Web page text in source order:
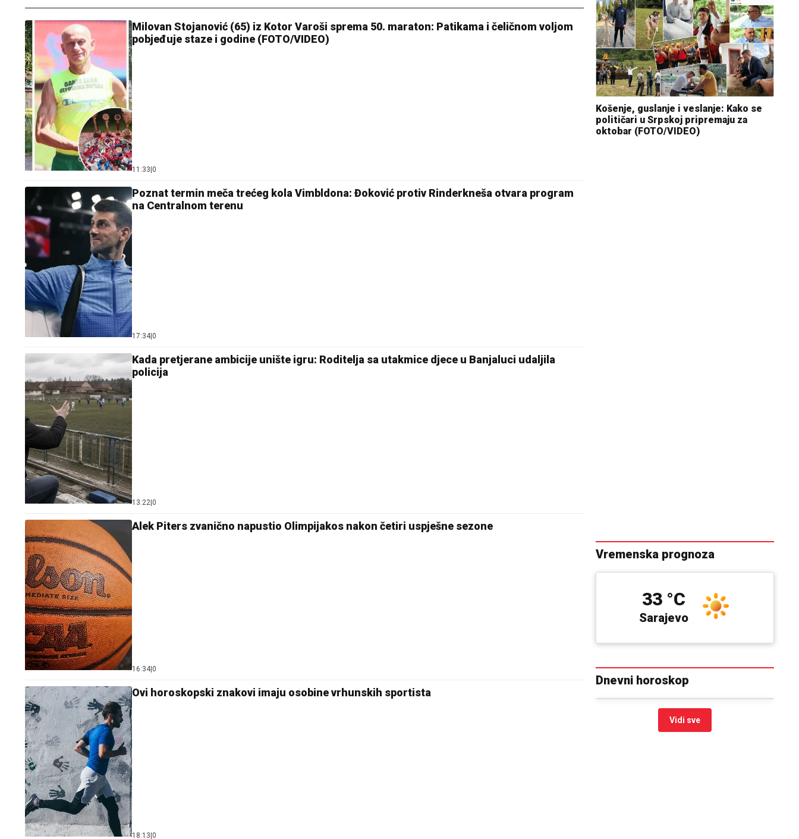
Milovan Stojanović (65) iz Kotor Varoši sprema 50. maraton: Patikama i čeličnom voljom
pobjeđuje staze i godine (FOTO/VIDEO)
11:33 0
Poznat termin meča trećeg kola Vimbldona: Đoković protiv Rinderkneša otvara program
na Centralnom terenu
17:34 0
Kada pretjerane ambicije unište igru: Roditelja sa utakmice djece u Banjaluci udaljila
policija
13:22 0
Alek Piters zvanično napustio Olimpijakos nakon četiri uspješne sezone
16:34 0
Ovi horoskopski znakovi imaju osobine vrhunskih sportista
18:13 0
Košenje, guslanje i veslanje: Kako se
političari u Srpskoj pripremaju za
oktobar (FOTO/VIDEO)
Vremenska prognoza
Sarajevo
33 °C
Dnevni horoskop
Vidi sve